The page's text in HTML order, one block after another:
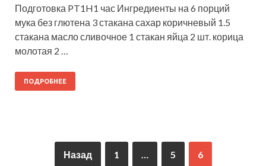
Подготовка PT1H1 час Ингредиенты на 6 порций
мука без глютена 3 стакана сахар коричневый 1.5
стакана масло сливочное 1 стакан яйца 2 шт. корица
молотая 2 …
ПОДРОБНЕЕ
Назад 1 … 5 6